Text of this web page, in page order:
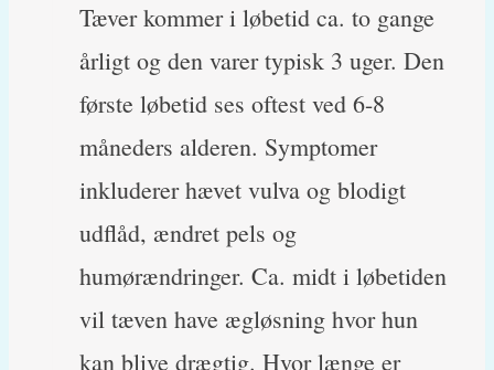
Tæver kommer i løbetid ca. to gange
årligt og den varer typisk 3 uger. Den
første løbetid ses oftest ved 6-8
måneders alderen. Symptomer
inkluderer hævet vulva og blodigt
udflåd, ændret pels og
humørændringer. Ca. midt i løbetiden
vil tæven have ægløsning hvor hun
kan blive drægtig. Hvor længe er